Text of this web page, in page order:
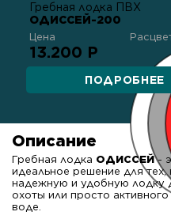
Гребная лодка ПВХ
ОДИССЕЙ-200
Цена
13.200 Р
ПОДРОБНЕЕ
Описание
Гребная лодка ОДИССЕЙ-
идеальное решение для тех,
надежную и удобную лодку
охоты или просто
воде.